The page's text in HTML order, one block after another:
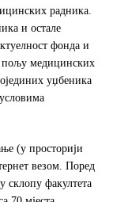
радника.
и остале
фонда и
пољу медицинских
уџбеника
(у просторији
везом. Поред
склопу факултета